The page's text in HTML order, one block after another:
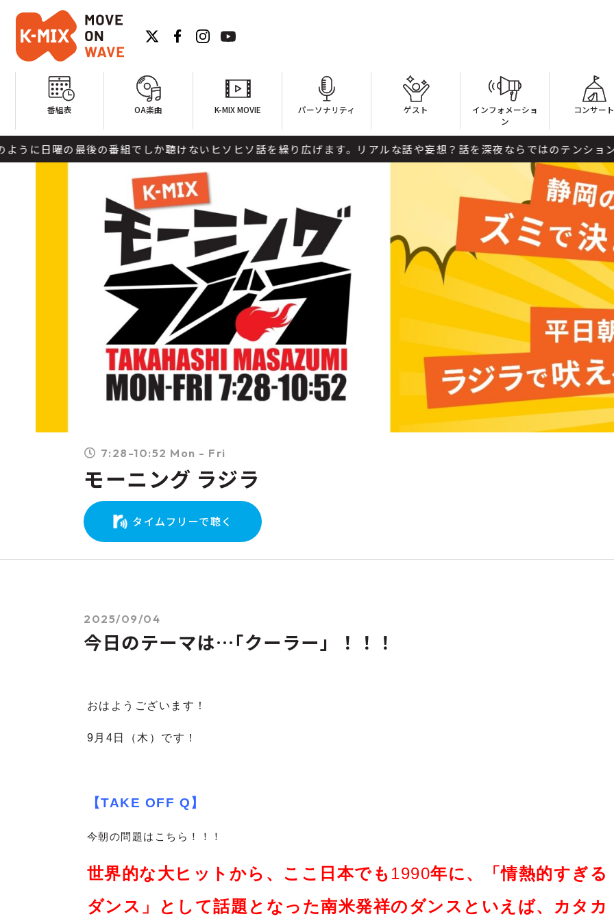
番組表 OA楽曲 K-MIX MOVIE パーソナリティ ゲスト
インフォメーショ
ン
コンサート
最後の番組でしか聴けないヒソヒソ話を繰り広げます。リアルな話や妄想？話を深夜ならではのテンションをご堪
7:28-10:52 Mon - Fri
モーニング ラジラ
タイムフリーで聴く
2025/09/04
今日のテーマは…｢クーラー」！！！
おはようございます！
9 月4 日（木）です！
【TAKE OFF Q】
今朝の問題はこちら！！！
世界的な大ヒットから、ここ日本でも1990年に、「情熱的すぎる
ダンス」として話題となった南米発祥のダンスといえば、カタカ